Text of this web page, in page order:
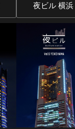
夜ビル 横浜